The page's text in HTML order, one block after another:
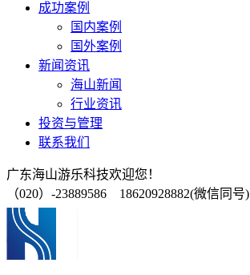
成功案例
国内案例
国外案例
新闻资讯
海山新闻
行业资讯
投资与管理
联系我们
广东海山游乐科技欢迎您！
（020）-23889586 18620928882(微信同号)